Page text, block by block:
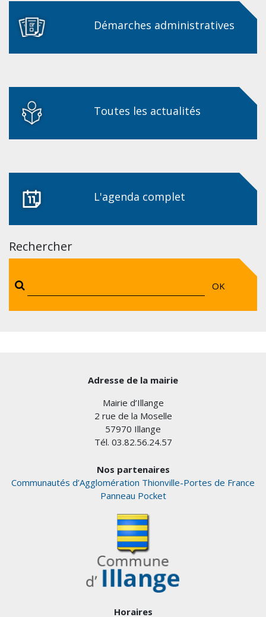
Démarches administratives
Toutes les actualités
L'agenda complet
Rechercher
OK
Adresse de la mairie
Mairie d’Illange
2 rue de la Moselle
57970 Illange
Tél. 03.82.56.24.57
Nos partenaires
Communautés d’Agglomération Thionville-Portes de France
Panneau Pocket
Horaires